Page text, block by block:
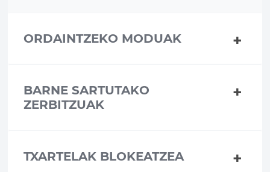
ORDAINTZEKO MODUAK
BARNE SARTUTAKO
ZERBITZUAK
TXARTELAK BLOKEATZEA